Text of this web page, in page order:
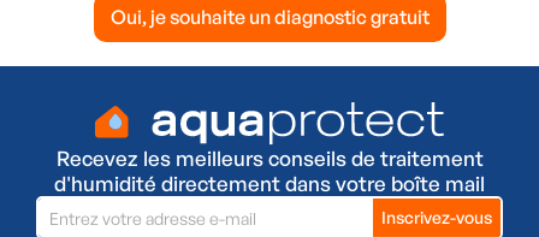
Oui, je souhaite un diagnostic gratuit
Recevez les meilleurs conseils de traitement
d'humidité directement dans votre boîte mail